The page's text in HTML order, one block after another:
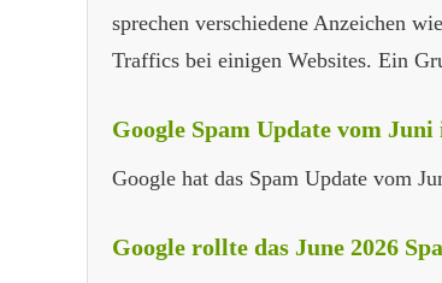
sprechen verschiedene Anzeichen
Traffics bei einigen Websites. Ein
Google Spam Update vom Juni
Google hat das Spam Update vom
Google rollte das June 2026